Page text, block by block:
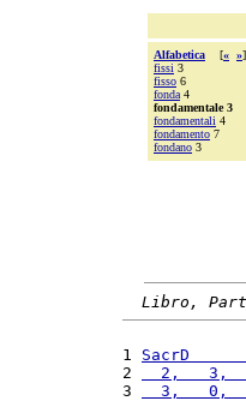
Alfabetica [« »]
fissi 3
fisso 6
fonda 4
fondamentale 3
fondamentali 4
fondamento 7
fondano 3
Libro,
1
2
2,   3,
3
3,   0,